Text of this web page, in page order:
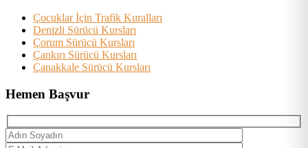
Çocuklar İçin Trafik Kuralları
Denizli Sürücü Kursları
Çorum Sürücü Kursları
Çankırı Sürücü Kursları
Çanakkale Sürücü Kursları
Hemen Başvur